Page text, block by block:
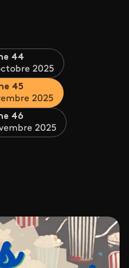
44
2025
45
2025
46
2025